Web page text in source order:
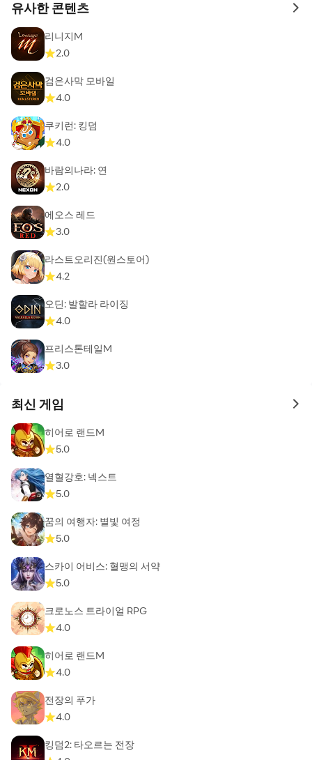
유사한 콘텐츠 to
리니지M
2.0
검은사막 모바일
4.0
쿠키런: 킹덤
4.0
바람의나라: 연
2.0
에오스 레드
3.0
라스트오리진(원스토어)
4.2
오딘: 발할라 라이징
4.0
프리스톤테일M
3.0
최신 게임 to
히어로 랜드M
5.0
열혈강호: 넥스트
5.0
꿈의 여행자: 별빛 여정
5.0
스카이 어비스: 혈맹의 서약
5.0
크로노스 트라이얼 RPG
4.0
히어로 랜드M
4.0
전장의 푸가
4.0
킹덤2: 타오르는 전장